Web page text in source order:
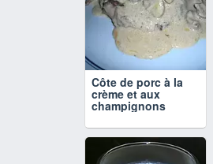
Côte de porc à la
crème et aux
champignons